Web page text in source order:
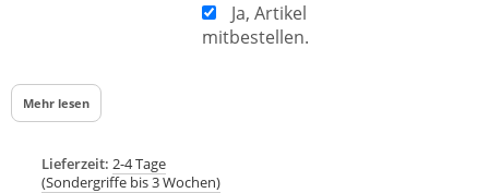
Ja, Artikel
mitbestellen.
Mehr lesen
Lieferzeit: 2-4 Tage
(Sondergriffe bis 3 Wochen)